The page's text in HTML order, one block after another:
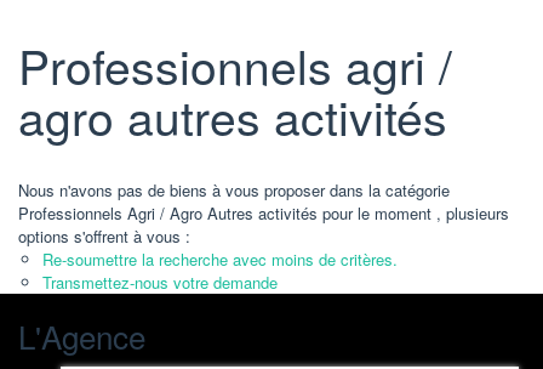
Professionnels agri /
agro autres activités
Nous n'avons pas de biens à vous proposer dans la catégorie
Professionnels Agri / Agro Autres activités pour le moment , plusieurs
options s'offrent à vous :
Re-soumettre la recherche avec moins de critères.
Transmettez-nous votre demande
L'Agence